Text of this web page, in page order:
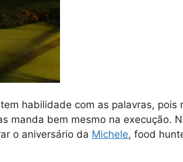
habilidade com as palavras, pois
manda bem mesmo na execução.
o aniversário da Michele, food